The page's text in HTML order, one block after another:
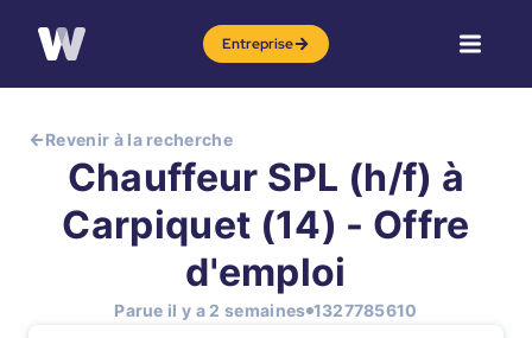
Entreprise
Revenir à la recherche
Chauffeur SPL (h/f) à
Carpiquet (14) - Offre
d'emploi
Parue il y a 2 semaines 1327785610